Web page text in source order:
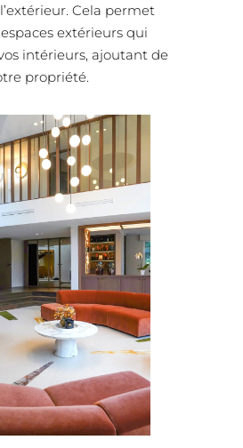
Cela permet
extérieurs qui
intérieurs, ajoutant de
propriété.